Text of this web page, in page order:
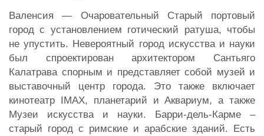
Валенсия — Очаровательный Старый портовый
город с установлением готический ратуша, чтобы
не упустить. Невероятный город искусства и науки
был спроектирован архитектором Сантьяго
Калатрава спорным и представляет собой музей и
выставочный центр города. Это также включает
кинотеатр IMAX, планетарий и Аквариум, а также
Музеи искусства и науки. Барри-дель-Карме –
старый город с римские и арабские зданий. Есть